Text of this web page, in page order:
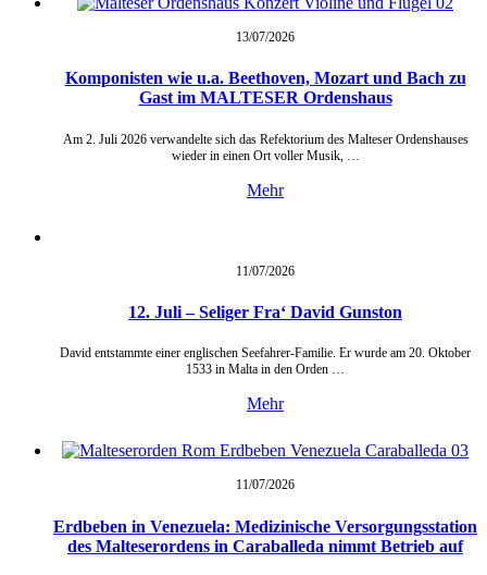
13/07/2026
Komponisten wie u.a. Beethoven, Mozart und Bach zu
Gast im MALTESER Ordenshaus
Am 2. Juli 2026 verwandelte sich das Refektorium des Malteser Ordenshauses
wieder in einen Ort voller Musik, …
Mehr
11/07/2026
12. Juli – Seliger Fra‘ David Gunston
David entstammte einer englischen Seefahrer-Familie. Er wurde am 20. Oktober
1533 in Malta in den Orden …
Mehr
11/07/2026
Erdbeben in Venezuela: Medizinische Versorgungsstation
des Malteserordens in Caraballeda nimmt Betrieb auf